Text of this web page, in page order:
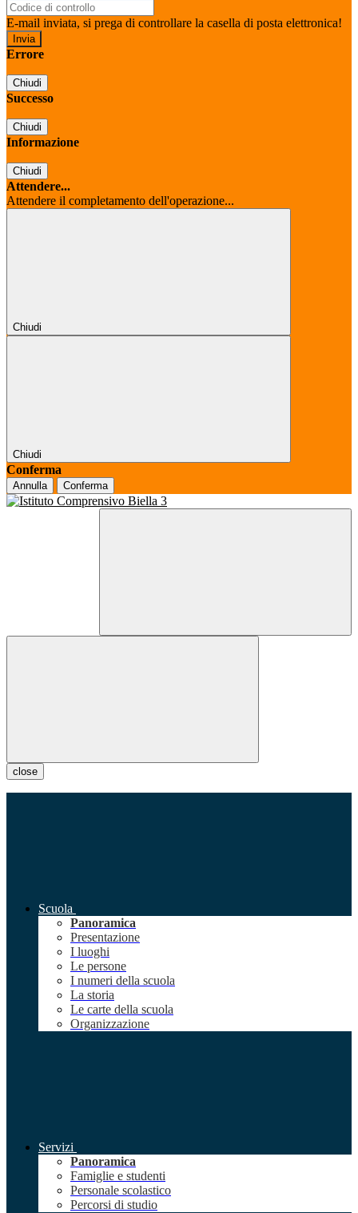
E-mail inviata, si prega di controllare la casella di posta elettronica!
Errore
Chiudi
Successo
Chiudi
Informazione
Chiudi
Attendere...
Attendere il completamento dell'operazione...
Chiudi
Chiudi
Conferma
Annulla Conferma
close
Scuola
Panoramica
Presentazione
I luoghi
Le persone
I numeri della scuola
La storia
Le carte della scuola
Organizzazione
Servizi
Panoramica
Famiglie e studenti
Personale scolastico
Percorsi di studio